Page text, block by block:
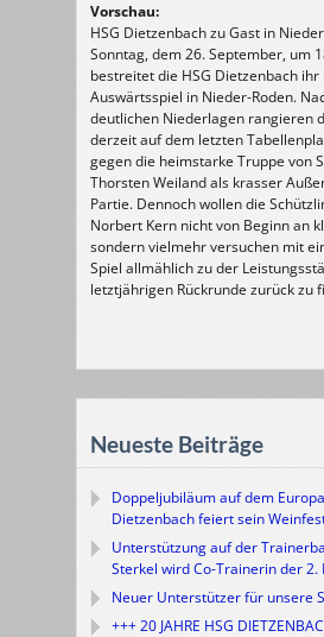
Vorschau:
HSG Dietzenbach zu Gast in
Sonntag, dem 26. September, um
bestreitet die HSG Dietzenbach ihr
Auswärtsspiel in Nieder-Roden.
deutlichen Niederlagen rangieren
derzeit auf dem letzten
gegen die heimstarke Truppe von
Thorsten Weiland als krasser
Partie. Dennoch wollen die
Norbert Kern nicht von Beginn an
sondern vielmehr versuchen mit
Spiel allmählich zu der
letztjährigen Rückrunde zurück zu
Neueste Beiträge
Doppeljubiläum auf dem
Dietzenbach feiert sein
Unterstützung auf der
Sterkel wird Co-Trainerin der 2.
Neuer Unterstützer für unsere
+++ 20 JAHRE HSG